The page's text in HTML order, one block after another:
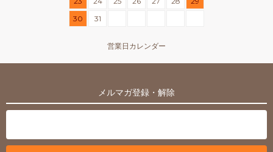
30
31
営業日カレンダー
メルマガ登録・解除